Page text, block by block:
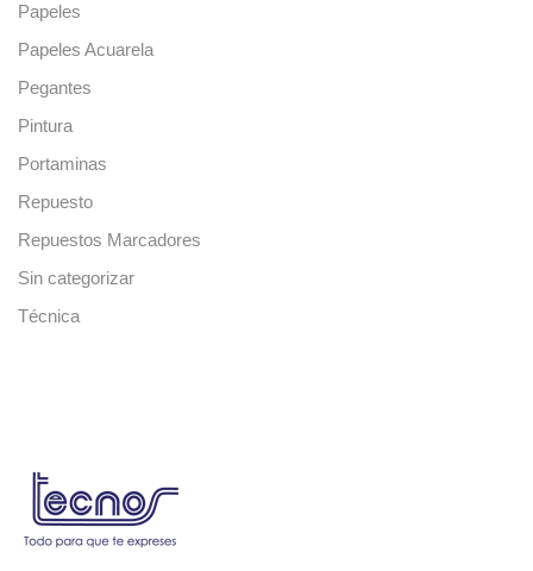
Papeles
Papeles Acuarela
Pegantes
Pintura
Portaminas
Repuesto
Repuestos Marcadores
Sin categorizar
Técnica